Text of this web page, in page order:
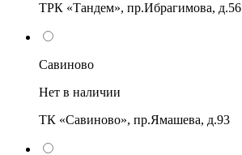
ТРК «Тандем», пр.Ибрагимова, д.56
Савиново
Нет в наличии
ТК «Савиново», пр.Ямашева, д.93